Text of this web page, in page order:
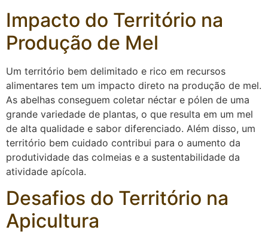
Impacto do Território na
Produção de Mel
Um território bem delimitado e rico em recursos
alimentares tem um impacto direto na produção de mel.
As abelhas conseguem coletar néctar e pólen de uma
grande variedade de plantas, o que resulta em um mel
de alta qualidade e sabor diferenciado. Além disso, um
território bem cuidado contribui para o aumento da
produtividade das colmeias e a sustentabilidade da
atividade apícola.
Desafios do Território na
Apicultura